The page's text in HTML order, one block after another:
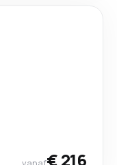
€ 216